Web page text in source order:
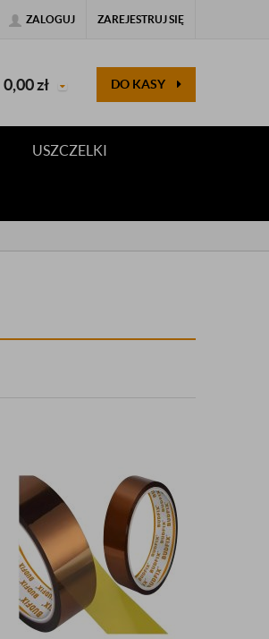
ZALOGUJ ZAREJESTRUJ SIĘ
0,00zł DO KASY
USZCZELKI